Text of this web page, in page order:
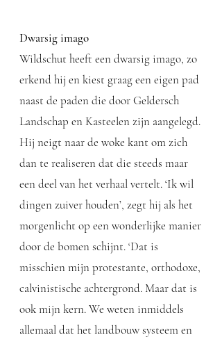
Dwarsig imago
Wildschut heeft een dwarsig imago, zo
erkend hij en kiest graag een eigen pad
naast de paden die door Geldersch
Landschap en Kasteelen zijn aangelegd.
Hij neigt naar de woke kant om zich
dan te realiseren dat die steeds maar
een deel van het verhaal vertelt. ‘Ik wil
dingen zuiver houden’, zegt hij als het
morgenlicht op een wonderlijke manier
door de bomen schijnt. ‘Dat is
misschien mijn protestante, orthodoxe,
calvinistische achtergrond. Maar dat is
ook mijn kern. We weten inmiddels
allemaal dat het landbouw systeem en